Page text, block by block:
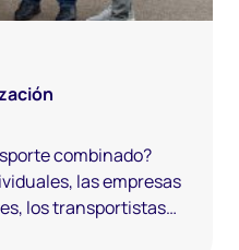
combinado?
las empresas
los transportistas
terminales apenas